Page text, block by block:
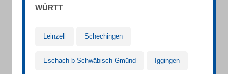
WÜRTT
Leinzell Schechingen
Eschach b Schwäbisch Gmünd Iggingen